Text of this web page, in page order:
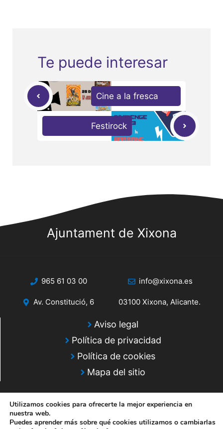
Te puede interesar
Cine a la fresca
Festirock
Ajuntament de Xixona
965 61 03 00 info@xixona.es
Av. Constitució, 6 03100 Xixona, Alicante.
Aviso legal
Política de privacidad
Política de cookies
Mapa del sitio
Utilizamos cookies para ofrecerte la mejor experiencia en
nuestra web.
Puedes aprender más sobre qué cookies utilizamos o cambiarlas